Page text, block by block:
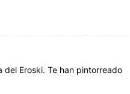
Eroski. Te han pintorreado